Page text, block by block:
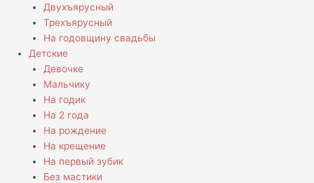
Двухъярусный
Трехъярусный
На годовщину свадьбы
Детские
Девочке
Мальчику
На годик
На 2 года
На рождение
На крещение
На первый зубик
Без мастики